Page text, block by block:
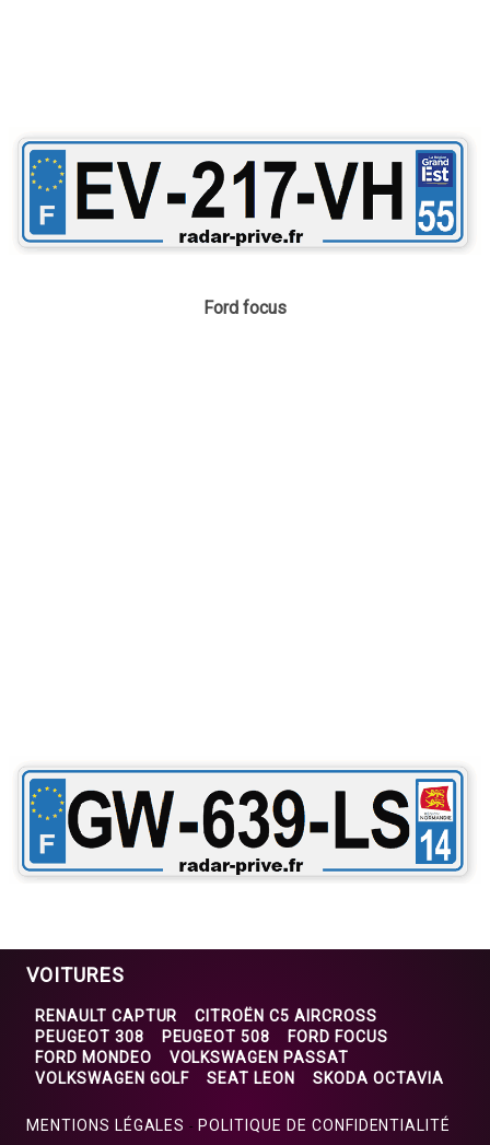
Ford focus
VOITURES
RENAULT CAPTUR
CITROËN C5 AIRCROSS
PEUGEOT 308
PEUGEOT 508
FORD FOCUS
FORD MONDEO
VOLKSWAGEN PASSAT
VOLKSWAGEN GOLF
SEAT LEON SKODA OCTAVIA
MENTIONS LÉGALES - POLITIQUE DE CONFIDENTIALITÉ